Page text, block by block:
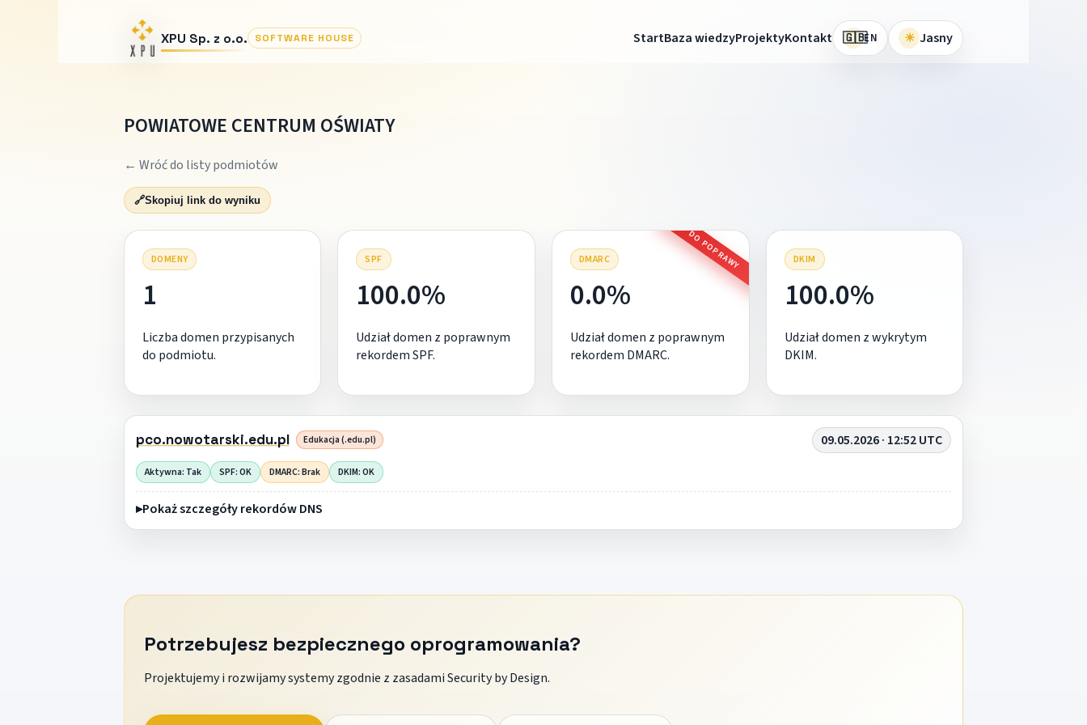
XPU Sp. z o.o. SOFTWARE HOUSE StartBaza wiedzyProjektyKontakt 🇬🇧EN ☀ Jasny
POWIATOWE CENTRUM OŚWIATY
← Wróć do listy podmiotów
🔗Skopiuj link do wyniku
DOMENY
1
Liczba domen przypisanych
do podmiotu.
SPF
100.0%
Udział domen z poprawnym
rekordem SPF.
DMARC DO POPRAWY
0.0%
Udział domen z poprawnym
rekordem DMARC.
DKIM
100.0%
Udział domen z wykrytym
DKIM.
pco.nowotarski.edu.pl Edukacja (.edu.pl) 09.05.2026 · 12:52 UTC
Aktywna: Tak SPF: OK DMARC: Brak DKIM: OK
Pokaż szczegóły rekordów DNS
Potrzebujesz bezpiecznego oprogramowania?
Projektujemy i rozwijamy systemy zgodnie z zasadami Security by Design.